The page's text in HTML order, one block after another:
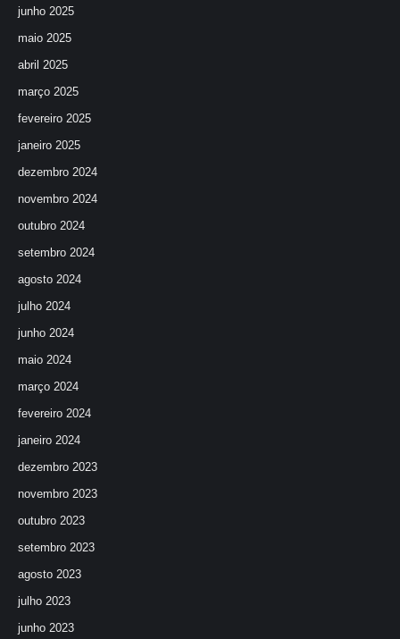
junho 2025
maio 2025
abril 2025
março 2025
fevereiro 2025
janeiro 2025
dezembro 2024
novembro 2024
outubro 2024
setembro 2024
agosto 2024
julho 2024
junho 2024
maio 2024
março 2024
fevereiro 2024
janeiro 2024
dezembro 2023
novembro 2023
outubro 2023
setembro 2023
agosto 2023
julho 2023
junho 2023